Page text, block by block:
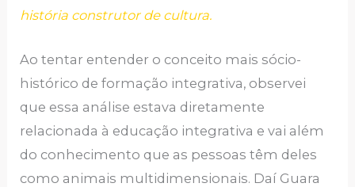
história construtor de cultura.
Ao tentar entender o conceito mais sócio-
histórico de formação integrativa, observei
que essa análise estava diretamente
relacionada à educação integrativa e vai além
do conhecimento que as pessoas têm deles
como animais multidimensionais. Daí Guara